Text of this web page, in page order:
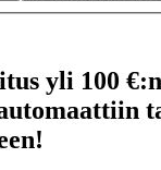
yli 100